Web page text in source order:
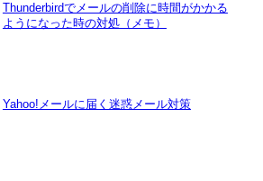
Thunderbirdでメールの削除に時間がかかる
ようになった時の対処（メモ）
Yahoo!メールに届く迷惑メール対策